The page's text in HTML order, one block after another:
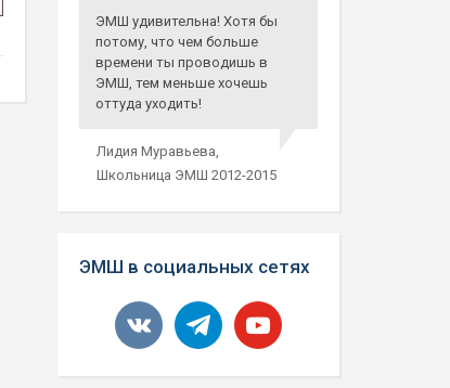
ЭМШ удивительна! Хотя бы
потому, что чем больше
времени ты проводишь в
ЭМШ, тем меньше хочешь
оттуда уходить!
Лидия Муравьева,
Школьница ЭМШ 2012-2015
ЭМШ в социальных сетях
vkontakte telegram youtube